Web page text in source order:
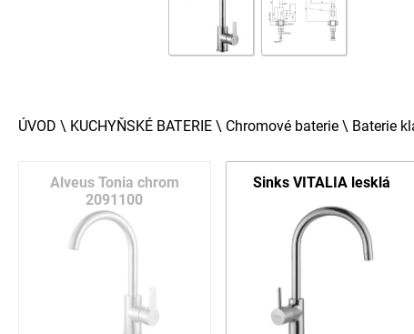
ÚVOD \ KUCHYŇSKÉ BATERIE \ Chromové baterie \ Baterie
Alveus Tonia chrom
2091100
Sinks VITALIA lesklá